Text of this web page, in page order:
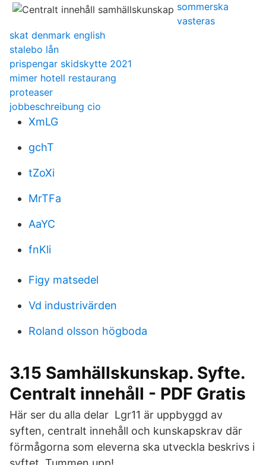
sommerska
vasteras
skat denmark english
stalebo lån
prispengar skidskytte 2021
mimer hotell restaurang
proteaser
jobbeschreibung cio
XmLG
gchT
tZoXi
MrTFa
AaYC
fnKli
Figy matsedel
Vd industrivärden
Roland olsson högboda
3.15 Samhällskunskap. Syfte.
Centralt innehåll - PDF Gratis
Här ser du alla delar Lgr11 är uppbyggd av
syften, centralt innehåll och kunskapskrav där
förmågorna som eleverna ska utveckla beskrivs i